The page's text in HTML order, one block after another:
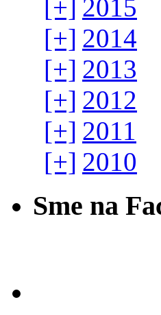
[+] 2015
[+] 2014
[+] 2013
[+] 2012
[+] 2011
[+] 2010
Sme na